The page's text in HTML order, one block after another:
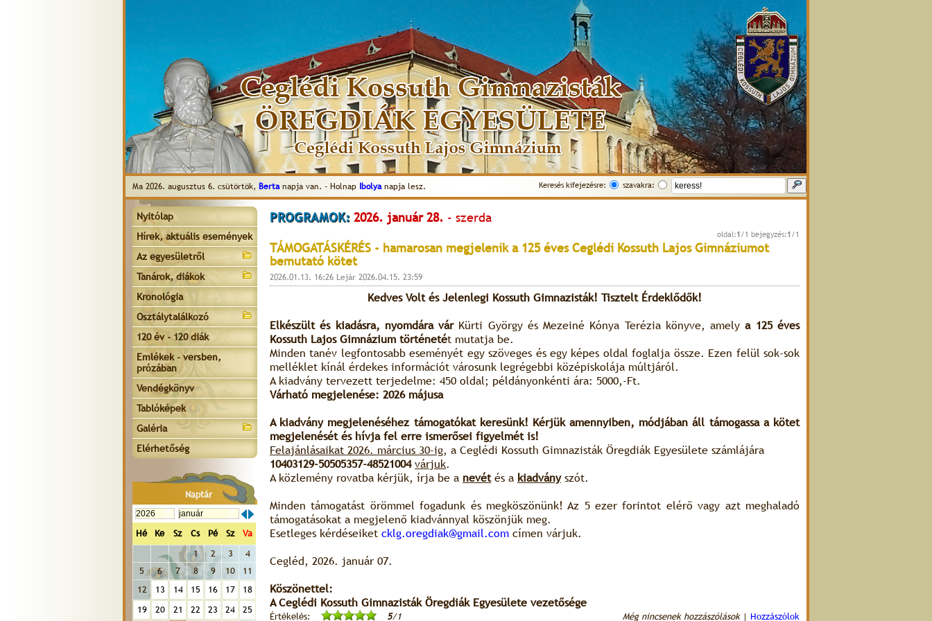
Ma 2026. augusztus 6. csütörtök, Bertanapja van. - Holnap Ibolyanapja lesz. Keresés kifejezésre: szavakra:
Nyitólap
Hírek, aktuális események
Az egyesületről
Tanárok, diákok
Kronológia
Osztálytalálkozó
120 év - 120 diák
Emlékek - versben,
prózában
Vendégkönyv
Tablóképek
Galéria
Elérhetőség
Naptár
Hé Ke Sz Cs Pé Sz
Va
1
2 3
4
5
6 7 8 9 10
11
12
13 14 15 16 17
18
19
20 21 22 23 24 25
PROGRAMOK: 2026. január 28. - szerda
oldal:1 /1 bejegyzés:1 /1
TÁMOGATÁSKÉRÉS - hamarosan megjelenik a 125 éves Ceglédi Kossuth Lajos Gimnáziumot
bemutató kötet
2026.01.13. 16:26 Lejár 2026.04.15. 23:59
Kedves Volt és Jelenlegi Kossuth Gimnazisták! Tisztelt Érdeklődők!
Elkészült és kiadásra, nyomdára várKürti György és Mezeiné Kónya Terézia könyve, amelya 125 éves
Kossuth Lajos Gimnázium történetét mutatja be.
Minden tanév legfontosabb eseményét egy szöveges és egy képes oldal foglalja össze. Ezen felül sok-sok
melléklet kínál érdekes információt városunk legrégebbi középiskolája múltjáról.
A kiadvány tervezett terjedelme: 450 oldal; példányonkénti ára: 5000,-Ft.
Várható megjelenése: 2026 májusa
A kiadvány megjelenéséhez támogatókat keresünk! Kérjük amennyiben, módjában áll támogassa a kötet
megjelenését és hívja fel erre ismerősei figyelmét is!
Felajánlásaikat 2026. március 30-ig, a Ceglédi Kossuth Gimnazisták Öregdiák Egyesülete számlájára
10403129-50505357-48521004 várjuk.
A közlemény rovatba kérjük, írja be a nevét és a kiadványszót.
Minden támogatást örömmel fogadunk és megköszönünk! Az 5 ezer forintot elérő vagy azt meghaladó
támogatásokat a megjelenő kiadvánnyal köszönjük meg.
Esetleges kérdéseiket cklg.oregdiak@gmail.com címen várjuk.
Cegléd, 2026. január 07.
Köszönettel:
A Ceglédi Kossuth Gimnazisták Öregdiák Egyesülete vezetősége
Értékelés: 5/1 Még nincsenek hozzászólások| Hozzászólok